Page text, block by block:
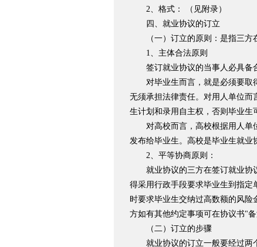
2、格式： （见附录）
四、就业协议的订立
（一）订立的原则：是指三方在
1、主体合法原则
签订就业协议的当事人必具备合
对毕业生而言，就是必须要取得
无须承担法律责任。对用人单位而
生计划和录用自主权，否则毕业生
对高校而言，高校根据用人单位
发布给毕业生。高校是毕业生就业
2、平等协商原则：
就业协议的三方在签订就业协议
得采用行政手段要求毕业生到指定
时要求毕业生交纳过高数额的风
方如有其他约定事项可在协议书"
（二）订立的步骤
就业协议的订立一般要经过两个